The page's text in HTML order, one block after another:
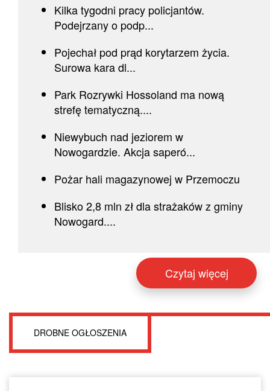
Kilka tygodni pracy policjantów.
Podejrzany o podp...
Pojechał pod prąd korytarzem życia.
Surowa kara dl...
Park Rozrywki Hossoland ma nową
strefę tematyczną....
Niewybuch nad jeziorem w
Nowogardzie. Akcja saperó...
Pożar hali magazynowej w Przemoczu
Blisko 2,8 mln zł dla strażaków z gminy
Nowogard....
Czytaj więcej
DROBNE OGŁOSZENIA